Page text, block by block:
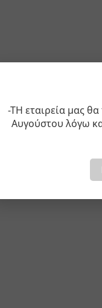
-ΤΗ εταιρεία μας
Αυγούστου λόγω